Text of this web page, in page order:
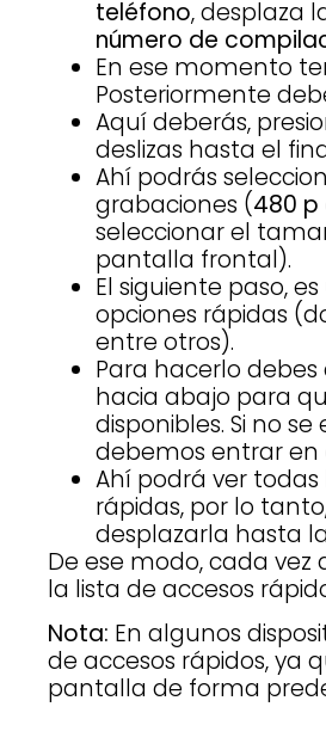
teléfono, desplaza
número de
En ese momento
Posteriormente
Aquí deberás,
deslizas hasta el
Ahí podrás
grabaciones (480 p
seleccionar el
pantalla frontal).
El siguiente paso,
opciones rápidas
entre otros).
Para hacerlo
hacia abajo para
disponibles. Si no
debemos entrar en
Ahí podrá ver
rápidas, por lo
desplazarla hasta
De ese modo, cada
la lista de accesos
Nota: En algunos
de accesos rápidos, ya
pantalla de forma